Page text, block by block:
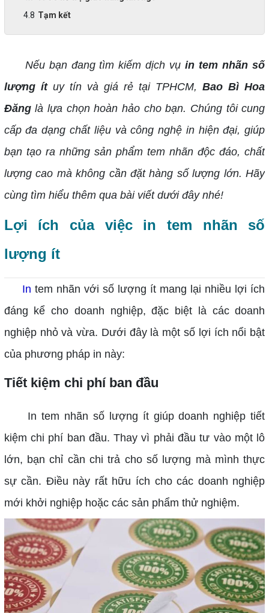
Tạm kết
Nếu bạn đang tìm kiếm dịch vụin tem nhãn số
lượng ítuy tín và giá rẻ tại TPHCM,Bao Bì Hoa
Đănglà lựa chọn hoàn hảo cho bạn. Chúng tôi cung
cấp đa dạng chất liệu và công nghệ in hiện đại, giúp
bạn tạo ra những sản phẩm tem nhãn độc đáo, chất
lượng cao mà không cần đặt hàng số lượng lớn. Hãy
cùng tìm hiểu thêm qua bài viết dưới đây nhé!
Lợi ích của việc in tem nhãn số
lượng ít
In tem nhãn với số lượng ít mang lại nhiều lợi ích
đáng kể cho doanh nghiệp, đặc biệt là các doanh
nghiệp nhỏ và vừa. Dưới đây là một số lợi ích nổi bật
của phương pháp in này:
Tiết kiệm chi phí ban đầu
In tem nhãn số lượng ít giúp doanh nghiệp tiết
kiệm chi phí ban đầu. Thay vì phải đầu tư vào một lô
lớn, bạn chỉ cần chi trả cho số lượng mà mình thực
sự cần. Điều này rất hữu ích cho các doanh nghiệp
mới khởi nghiệp hoặc các sản phẩm thử nghiệm.